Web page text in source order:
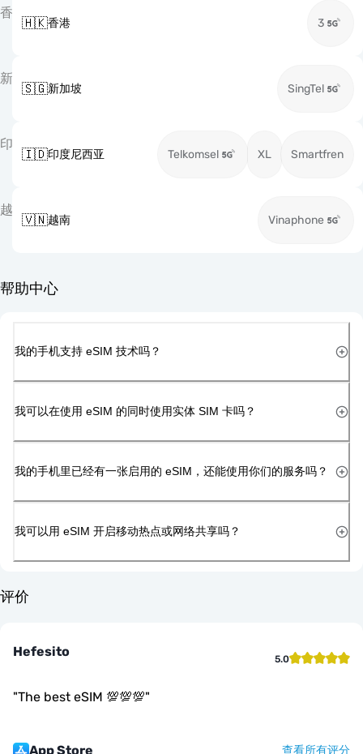
香
🇭🇰香港 3
新
🇸🇬新加坡 SingTel
印
🇮🇩印度尼西亚 Telkomsel XL Smartfren
越
🇻🇳越南 Vinaphone
帮助中心
我的手机支持 eSIM 技术吗？
我可以在使用 eSIM 的同时使用实体 SIM 卡吗？
我的手机里已经有一张启用的 eSIM，还能使用你们的服务吗？
我可以用 eSIM 开启移动热点或网络共享吗？
评价
Hefesito 5.0
"The best eSIM 💯💯💯"
App Store 查看所有评分